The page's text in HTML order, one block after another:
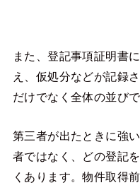
また、登記事項証明書
え、仮処分などが記録
だけでなく全体の並び
第三者が出たときに強
者ではなく、どの登記
くあります。物件取得